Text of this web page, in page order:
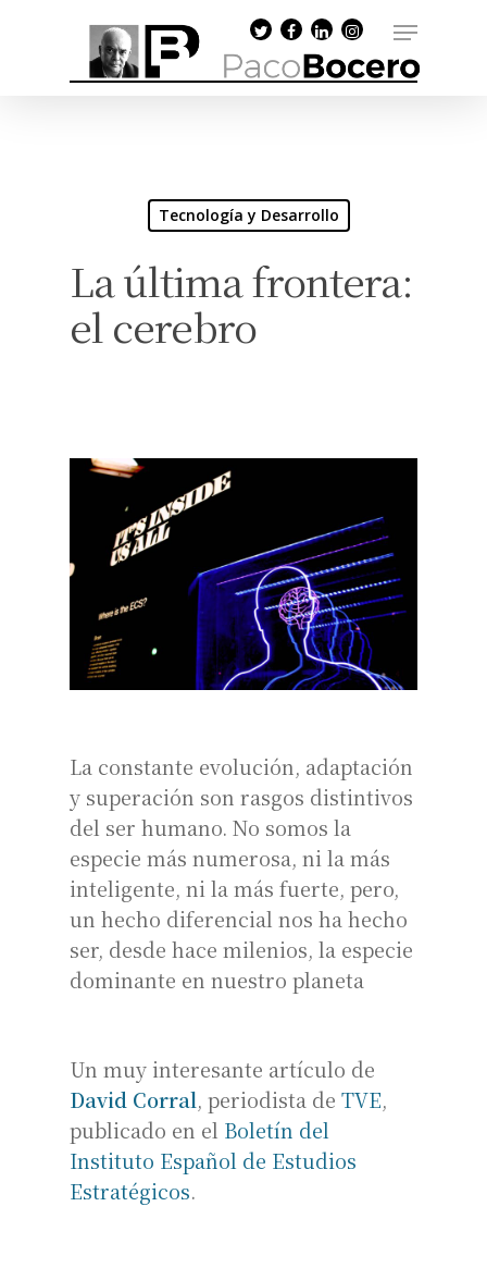
Tecnología y Desarrollo
La última frontera:
el cerebro
La constante evolución, adaptación
y superación son rasgos distintivos
del ser humano. No somos la
especie más numerosa, ni la más
inteligente, ni la más fuerte, pero,
un hecho diferencial nos ha hecho
ser, desde hace milenios, la especie
dominante en nuestro planeta
Un muy interesante artículo de
David Corral, periodista de TVE,
publicado en el Boletín del
Instituto Español de Estudios
Estratégicos.